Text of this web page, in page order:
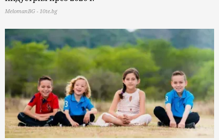
MelomanBG - 10te.bg